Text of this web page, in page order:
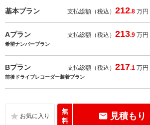
基本プラン 支払総額（税込）212.8 万円
Aプラン 支払総額（税込）213.9 万円
希望ナンバープラン
Bプラン 支払総額（税込）217.1 万円
前後ドライブレコーダー装着プラン
無
料
見積もり